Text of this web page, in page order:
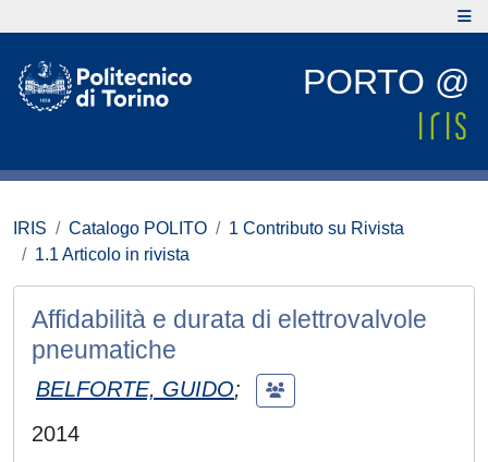
PORTO @
IRIS Catalogo POLITO
1 Contributo su Rivista
1.1 Articolo in rivista
Affidabilità e durata di elettrovalvole
pneumatiche
BELFORTE, GUIDO;
2014